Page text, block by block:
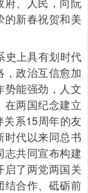
的新春祝贺和美
上具有划时代
政治互信愈加
势能强劲，人文
两国纪念建立
系15周年的友
时代以来同总书
志共同宣布构建
启了两党两国关
结合作、砥砺前